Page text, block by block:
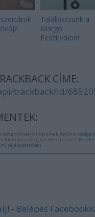
Találkozzunk a
Margó
Fesztiválon!
CÍME:
trackback/id/
tartalomnak minősülnek, értük a
a blog szerkesztőjéhez.
tájékoztatóban
! ‐ Belépés